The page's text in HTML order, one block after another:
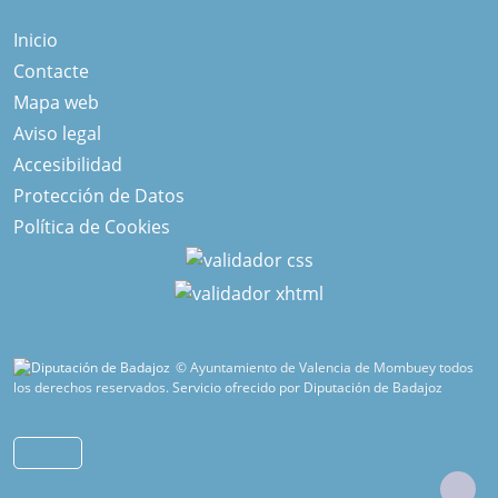
Inicio
Contacte
Mapa web
Aviso legal
Accesibilidad
Protección de Datos
Política de Cookies
© Ayuntamiento de Valencia de Mombuey todos
los derechos reservados.Servicio ofrecido por Diputación de Badajoz